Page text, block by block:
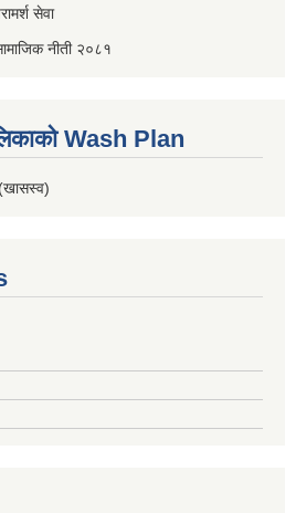
सेवा
नीती २०८१
Wash Plan